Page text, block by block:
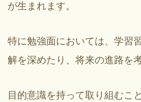
が生まれます。
特に勉強面においては、学習
解を深めたり、将来の進路を
目的意識を持って取り組むこ